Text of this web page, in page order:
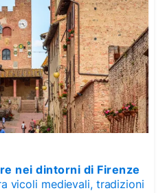
nei dintorni di Firenze
vicoli medievali, tradizioni